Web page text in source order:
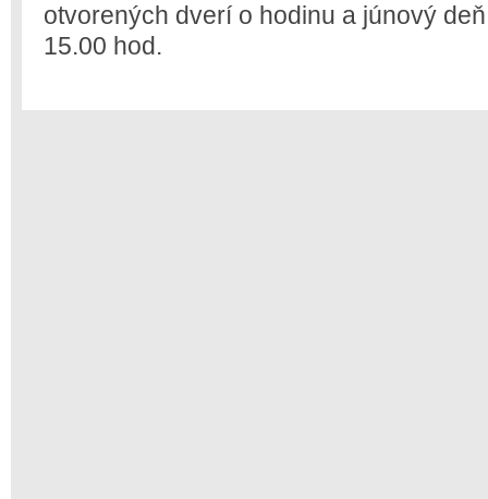
otvorených dverí o hodinu a júnový
15.00 hod.